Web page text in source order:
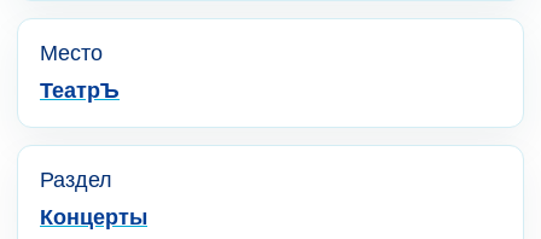
Место
ТеатрЪ
Раздел
Концерты